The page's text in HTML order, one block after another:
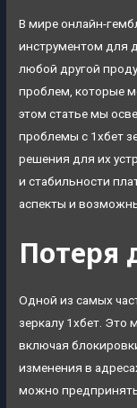
В мире онлайн-
инструментом для
любой другой
проблем, которые
этом статье мы
проблемы с 1хбет
решения для их
и стабильности
аспекты и
Потеря
Одной из самых
зеркалу 1хбет.
включая
изменения в
можно